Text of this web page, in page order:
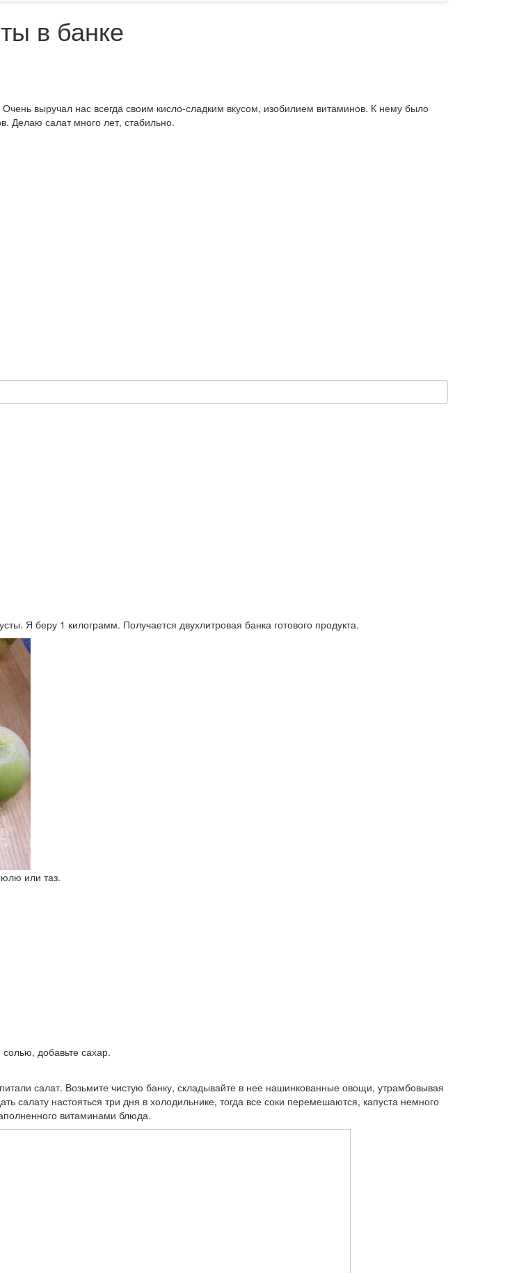
в банке
выручал нас всегда своим кисло-сладким вкусом, изобилием витаминов. К нему было
Делаю салат много лет, стабильно.
Я беру 1 килограмм. Получается двухлитровая банка готового продукта.
или таз.
добавьте сахар.
салат. Возьмите чистую банку, складывайте в нее нашинкованные овощи, утрамбовывая
салату настояться три дня в холодильнике, тогда все соки перемешаются, капуста немного
витаминами блюда.